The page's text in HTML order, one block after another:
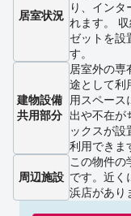
居室状況
り、インタ
れます。
ゼットを設
す。
建物設備
共用部分
居室外の専
途として利
用スペース
出や不在が
ックスが設
利用できま
周辺施設
この物件の
です。近く
浜店があり